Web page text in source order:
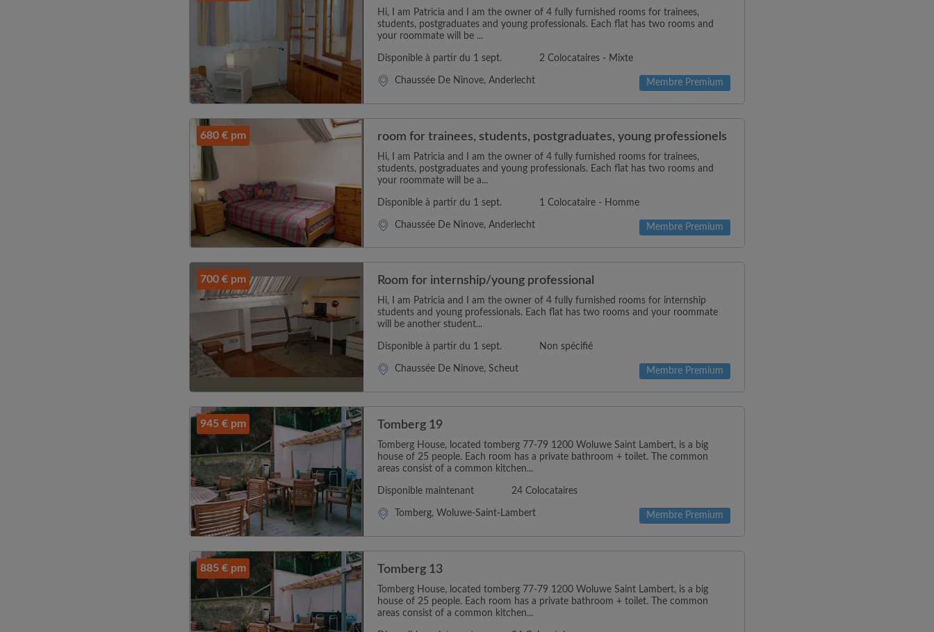
Hi, I am Patricia and I am the owner of 4 fully furnished rooms for trainees,
students, postgraduates and young professionals. Each flat has two rooms and
your roommate will be ...
Disponible à partir du 1 sept. 2 Colocataires - Mixte
Chaussée De Ninove, Anderlecht Membre Premium
680 € pm room for trainees, students, postgraduates, young professionels
Hi, I am Patricia and I am the owner of 4 fully furnished rooms for trainees,
students, postgraduates and young professionals. Each flat has two rooms and
your roommate will be a...
Disponible à partir du 1 sept. 1 Colocataire - Homme
Chaussée De Ninove, Anderlecht Membre Premium
700 € pm Room for internship/young professional
Hi, I am Patricia and I am the owner of 4 fully furnished rooms for internship
students and young professionals. Each flat has two rooms and your roommate
will be another student...
Disponible à partir du 1 sept. Non spécifié
Chaussée De Ninove, Scheut Membre Premium
945 € pm Tomberg 19
Tomberg House, located tomberg 77-79 1200 Woluwe Saint Lambert, is a big
house of 25 people. Each room has a private bathroom + toilet. The common
areas consist of a common kitchen...
Disponible maintenant 24 Colocataires
Tomberg, Woluwe-Saint-Lambert Membre Premium
885 € pm Tomberg 13
Tomberg House, located tomberg 77-79 1200 Woluwe Saint Lambert, is a big
house of 25 people. Each room has a private bathroom + toilet. The common
areas consist of a common kitchen...